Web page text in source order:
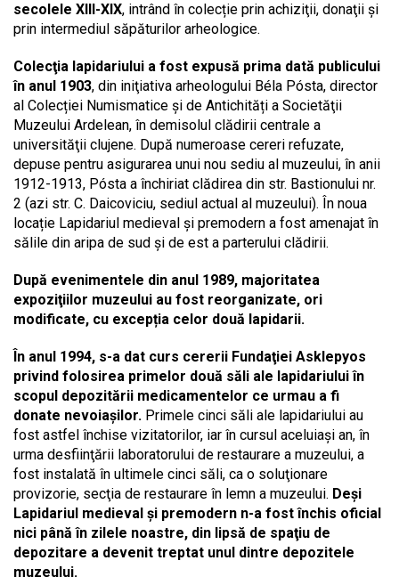
secolele XIII-XIX, intrând în colecție prin achiziţii, donaţii şi
prin intermediul săpăturilor arheologice.
Colecţia lapidariului a fost expusă prima dată publicului
în anul 1903, din iniţiativa arheologului Béla Pósta, director
al Colecției Numismatice și de Antichități a Societăţii
Muzeului Ardelean, în demisolul clădirii centrale a
universităţii clujene. După numeroase cereri refuzate,
depuse pentru asigurarea unui nou sediu al muzeului, în anii
1912-1913, Pósta a închiriat clădirea din str. Bastionului nr.
2 (azi str. C. Daicoviciu, sediul actual al muzeului). În noua
locație Lapidariul medieval și premodern a fost amenajat în
sălile din aripa de sud și de est a parterului clădirii.
După evenimentele din anul 1989, majoritatea
expoziţiilor muzeului au fost reorganizate, ori
modificate, cu excepția celor două lapidarii.
În anul 1994, s-a dat curs cererii Fundaţiei Asklepyos
privind folosirea primelor două săli ale lapidariului în
scopul depozitării medicamentelor ce urmau a fi
donate nevoiaşilor. Primele cinci săli ale lapidariului au
fost astfel închise vizitatorilor, iar în cursul aceluiaşi an, în
urma desfiinţării laboratorului de restaurare a muzeului, a
fost instalată în ultimele cinci săli, ca o soluţionare
provizorie, secţia de restaurare în lemn a muzeului. Deși
Lapidariul medieval și premodern n-a fost închis oficial
nici până în zilele noastre, din lipsă de spaţiu de
depozitare a devenit treptat unul dintre depozitele
muzeului.